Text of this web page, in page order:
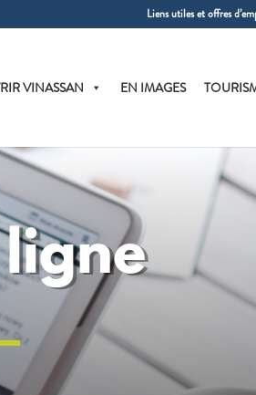
Liens utiles et offres
VINASSAN EN IMAGES